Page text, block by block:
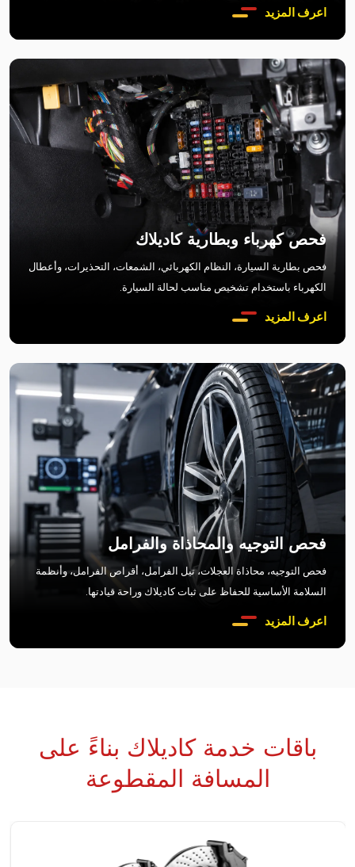
اعرف المزيد
فحص كهرباء وبطارية كاديلاك
فحص بطارية السيارة، النظام الكهربائي، الشمعات، التحذيرات، وأعطال
الكهرباء باستخدام تشخيص مناسب لحالة السيارة.
اعرف المزيد
فحص التوجيه والمحاذاة والفرامل
فحص التوجيه، محاذاة العجلات، تيل الفرامل، أقراص الفرامل، وأنظمة
السلامة الأساسية للحفاظ على ثبات كاديلاك وراحة قيادتها.
اعرف المزيد
باقات خدمة كاديلاك بناءً على
المسافة المقطوعة